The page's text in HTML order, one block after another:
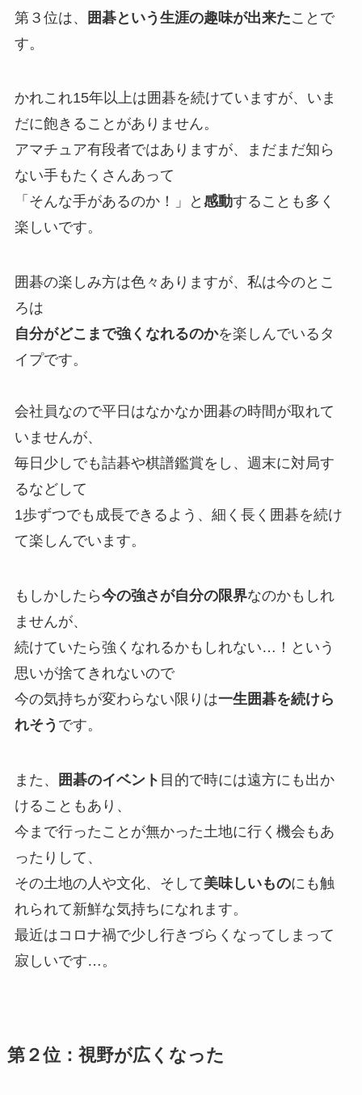
第３位は、 囲碁という生涯の趣味が出来たことで
す。
かれこれ15年以上は囲碁を続けていますが、いま
だに飽きることがありません。
アマチュア有段者ではありますが、まだまだ知ら
ない手もたくさんあって
「そんな手があるのか！」と 感動することも多く
楽しいです。
囲碁の楽しみ方は色々ありますが、私は今のとこ
ろは
自分がどこまで強くなれるのかを楽しんでいるタ
イプです。
会社員なので平日はなかなか囲碁の時間が取れて
いませんが、
毎日少しでも詰碁や棋譜鑑賞をし、週末に対局す
るなどして
1歩ずつでも成長できるよう、細く長く囲碁を続け
て楽しんでいます。
もしかしたら今の強さが自分の限界なのかもしれ
ませんが、
続けていたら強くなれるかもしれない…！という
思いが捨てきれないので
今の気持ちが変わらない限りは一生囲碁を続けら
れそう です。
また、 囲碁のイベント 目的で時には遠方にも出か
けることもあり、
今まで行ったことが無かった土地に行く機会もあ
ったりして、
その土地の人や文化、そして美味しいものにも触
れられて新鮮な気持ちになれます。
最近はコロナ禍で少し行きづらくなってしまって
寂しいです…。
第２位：視野が広くなった